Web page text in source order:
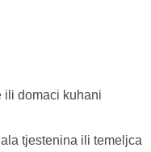
ili domaci kuhani
tjestenina ili temeljca